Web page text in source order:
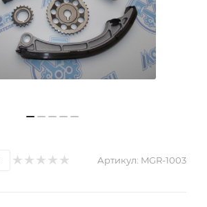
Артикул: MGR-1003